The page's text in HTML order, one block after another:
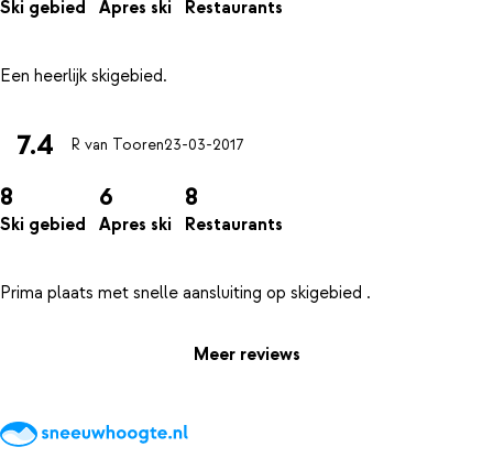
Ski gebied Apres ski Restaurants
7.4 R van Tooren23-03-2017
8
Ski gebied
6
Apres ski
8
Restaurants
Meer reviews